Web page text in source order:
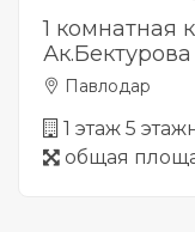
1 комнатная
Ак.Бектурова
Павлодар
1 этаж 5
общая